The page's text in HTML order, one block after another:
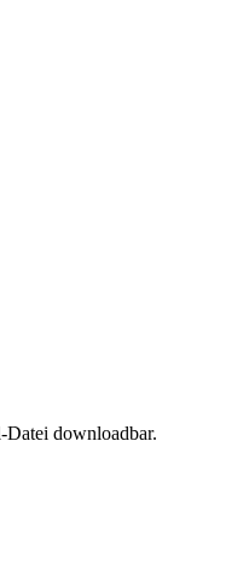
Datei downloadbar.